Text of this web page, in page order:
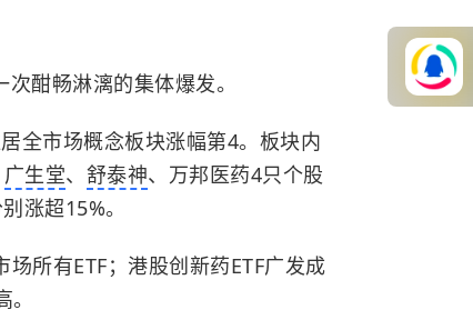
酣畅淋漓的集体爆发。
全市场概念板块涨幅第4。板块内
广生堂、 舒泰神、万邦医药4只个股
涨超15%。
所有ETF；港股创新药ETF广发成